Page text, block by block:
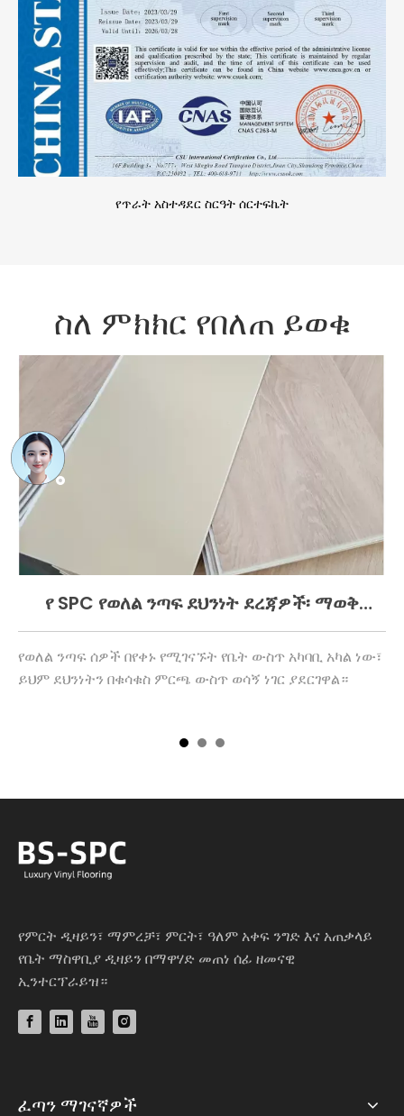
የጥራት አስተዳደር ስርዓት ሰርተፍኬት
ስለ ምክክር የበለጠ ይወቁ
የ SPC የወለል ንጣፍ ደህንነት ደረጃዎች፡ ማወቅ
ያለብዎት
የወለል ንጣፍ ሰዎች በየቀኑ የሚገናኙት የቤት ውስጥ አካባቢ አካል ነው፣
ይህም ደህንነትን በቁሳቁስ ምርጫ ውስጥ ወሳኝ ነገር ያደርገዋል።
የምርት ዲዛይን፣ ማምረቻ፣ ምርት፣ ዓለም አቀፍ ንግድ እና አጠቃላይ
የቤት ማስዋቢያ ዲዛይን በማዋሃድ መጠነ ሰፊ ዘመናዊ
ኢንተርፕራይዝ።
ፈጣን ማገናኛዎች